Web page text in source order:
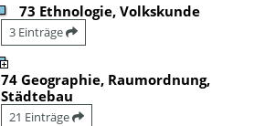
73 Ethnologie, Volkskunde
3 Einträge
74 Geographie, Raumordnung,
Städtebau
21 Einträge